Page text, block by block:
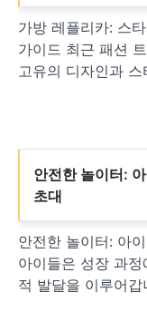
가방 레플리카: 스
가이드 최근 패션
고유의 디자인과
안전한 놀이터:
초대
안전한 놀이터: 아
아이들은 성장 과
적 발달을 이루어